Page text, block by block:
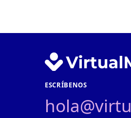
ESCRÍBENOS